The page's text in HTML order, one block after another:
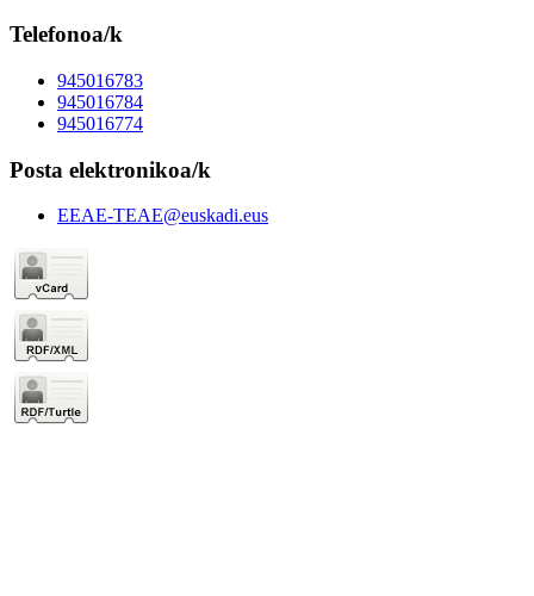
Telefonoa/k
945016783
945016784
945016774
Posta elektronikoa/k
EEAE-TEAE@euskadi.eus